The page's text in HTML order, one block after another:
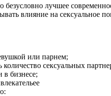
безусловно лучшее
влияние на сексуальное
или парнем;
сексуальных
в бизнесе;